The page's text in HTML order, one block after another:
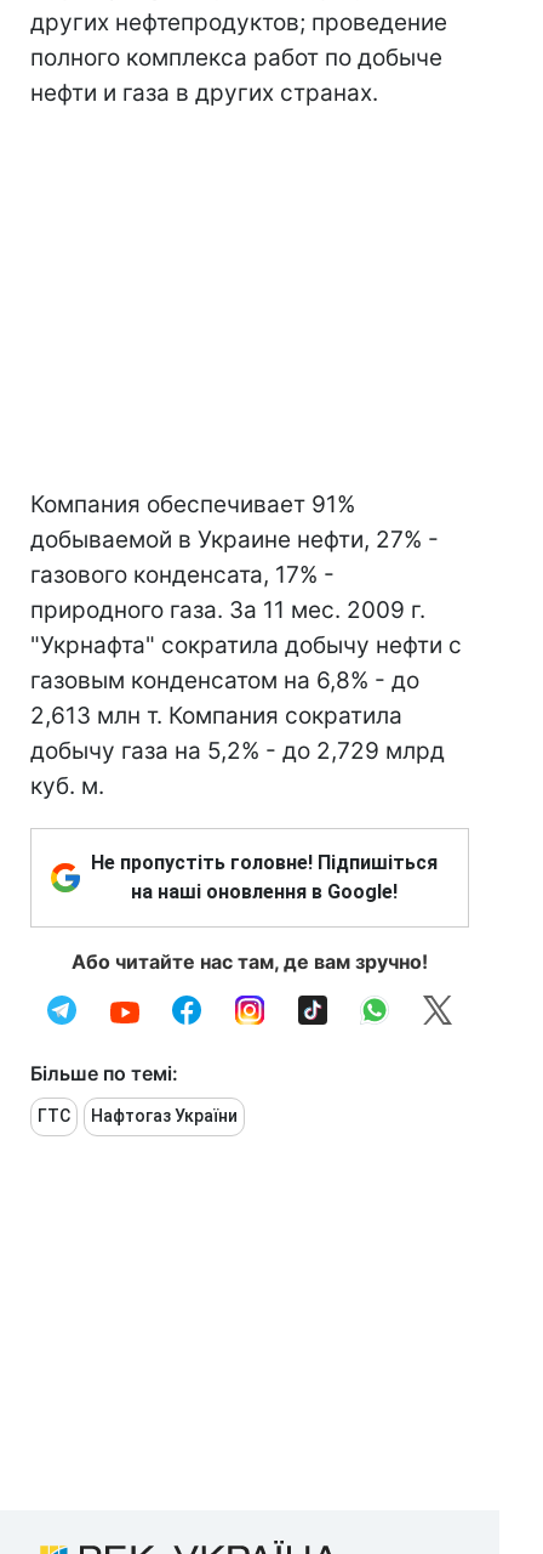
других нефтепродуктов; проведение
полного комплекса работ по добыче
нефти и газа в других странах.
Компания обеспечивает 91%
добываемой в Украине нефти, 27% -
газового конденсата, 17% -
природного газа. За 11 мес. 2009 г.
"Укрнафта" сократила добычу нефти с
газовым конденсатом на 6,8% - до
2,613 млн т. Компания сократила
добычу газа на 5,2% - до 2,729 млрд
куб. м.
Не пропустіть головне! Підпишіться
на наші оновлення в Google!
Або читайте нас там, де вам зручно!
Більше по темі:
ГТС Нафтогаз України